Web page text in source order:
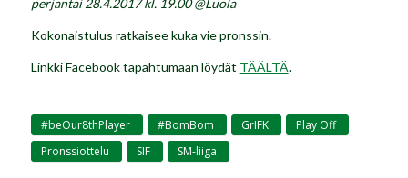
perjantai 28.4.2017 kl. 19.00 @Luola
Kokonaistulus ratkaisee kuka vie pronssin.
Linkki Facebook tapahtumaan löydät TÄÄLTÄ.
#beOur8thPlayer #BomBom GrIFK Play Off
Pronssiottelu SIF SM-liiga